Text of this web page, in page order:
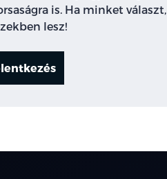
is. Ha minket választ,
lesz!